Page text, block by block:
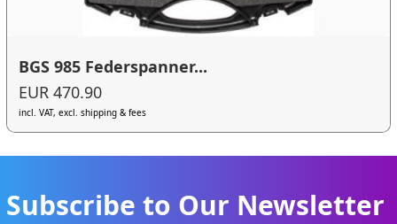
BGS 985 Federspanner...
EUR 470.90
incl. VAT, excl. shipping & fees
Subscribe to Our Newsletter